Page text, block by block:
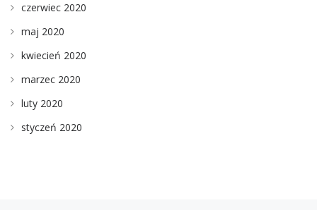
czerwiec 2020
maj 2020
kwiecień 2020
marzec 2020
luty 2020
styczeń 2020